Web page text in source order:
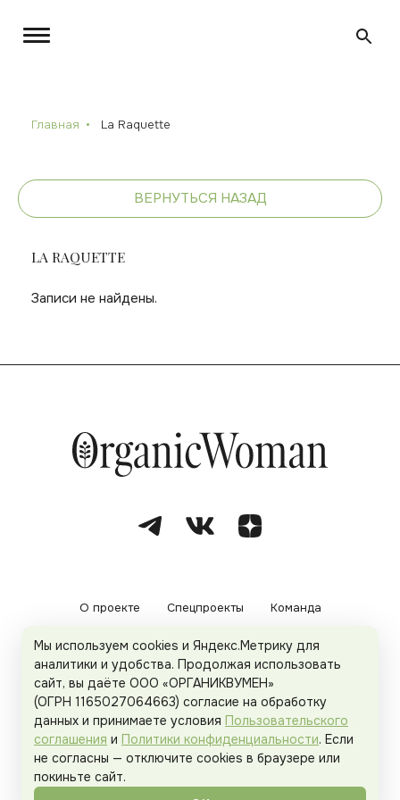
Главная La Raquette
ВЕРНУТЬСЯ НАЗАД
LA RAQUETTE
Записи не найдены.
О проекте Спецпроекты Команда
Рекламодателям Политика конфиденциальности
Пользовательское соглашение
Organicwoman.ru . Все права защищены.
Мы используем cookies и Яндекс.Метрику для
аналитики и удобства. Продолжая использовать
сайт, вы даёте ООО «ОРГАНИКВУМЕН»
(ОГРН 1165027064663) согласие на обработку
данных и принимаете условия Пользовательского
соглашения и Политики конфиденциальности. Если
не согласны — отключите cookies в браузере или
покиньте сайт.